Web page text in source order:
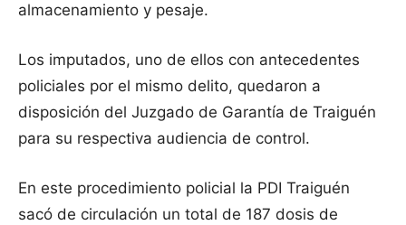
almacenamiento y pesaje.
Los imputados, uno de ellos con antecedentes
policiales por el mismo delito, quedaron a
disposición del Juzgado de Garantía de Traiguén
para su respectiva audiencia de control.
En este procedimiento policial la PDI Traiguén
sacó de circulación un total de 187 dosis de